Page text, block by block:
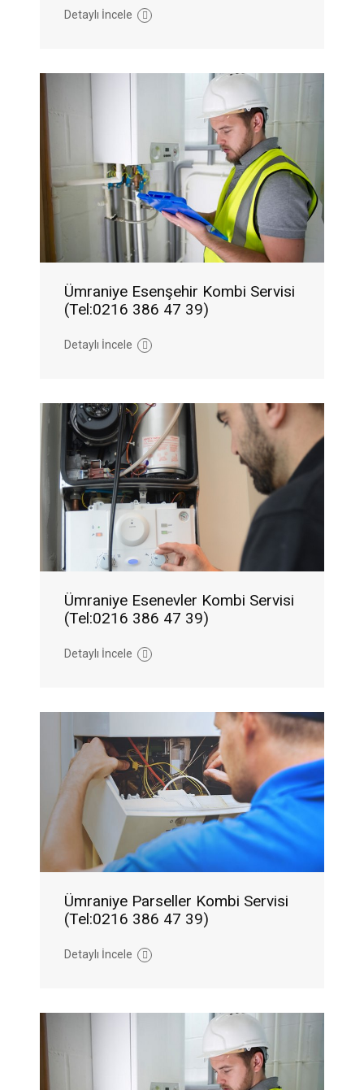
Detaylı İncele
Ümraniye Esenşehir Kombi Servisi
(Tel:0216 386 47 39)
Detaylı İncele
Ümraniye Esenevler Kombi Servisi
(Tel:0216 386 47 39)
Detaylı İncele
Ümraniye Parseller Kombi Servisi
(Tel:0216 386 47 39)
Detaylı İncele